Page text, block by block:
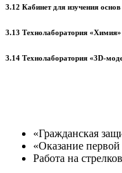
3.12 Кабинет для изучения
3.13 Технолаборатория «Химия»
3.14 Технолаборатория «3D-
«Гражданская
«Оказание
Работа на